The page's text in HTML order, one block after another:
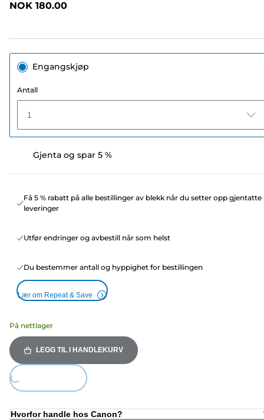
NOK 180.00
Engangskjøp
Antall
1
Gjenta og spar 5 %
Få 5 % rabatt på alle bestillinger av blekk når du setter opp gjentatte
leveringer
Utfør endringer og avbestill når som helst
Du bestemmer antall og hyppighet for bestillingen
Lær om Repeat & Save
På nettlager
LEGG TIL I HANDLEKURV
Hvorfor handle hos Canon?